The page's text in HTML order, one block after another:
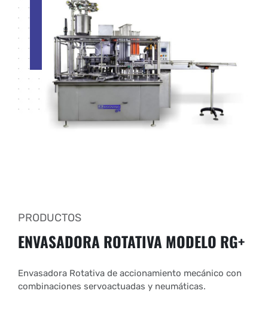
PRODUCTOS
ENVASADORA ROTATIVA MODELO RG+
Envasadora Rotativa de accionamiento mecánico con
combinaciones servoactuadas y neumáticas.